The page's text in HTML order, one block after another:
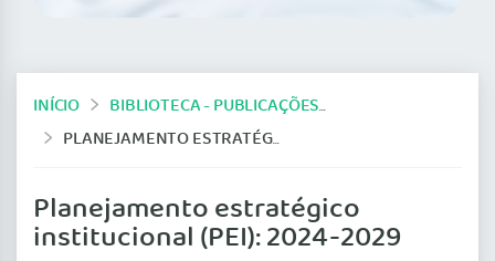
INÍCIO
BIBLIOTECA - PUBLICAÇÕES DO CFM
PLANEJAMENTO ESTRATÉGICO INSTITUCIONAL (PEI): 2024-2029
Planejamento estratégico
institucional (PEI): 2024-2029